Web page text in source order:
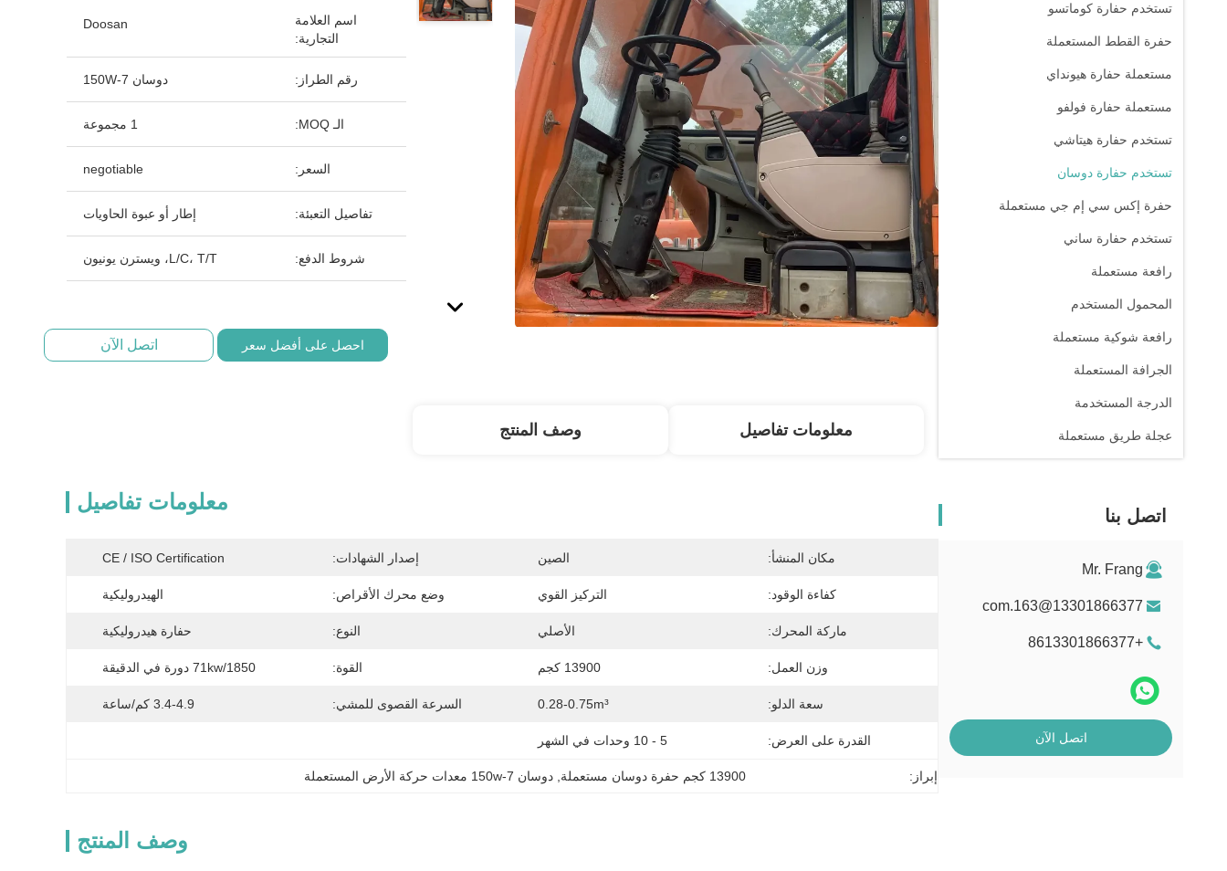
تستخدم حفارة كوماتسو
حفرة القطط المستعملة
مستعملة حفارة هيونداي
مستعملة حفارة فولفو
تستخدم حفارة هيتاشي
تستخدم حفارة دوسان
حفرة إكس سي إم جي مستعملة
تستخدم حفارة ساني
رافعة مستعملة
المحمول المستخدم
رافعة شوكية مستعملة
الجرافة المستعملة
الدرجة المستخدمة
عجلة طريق مستعملة
اتصل بنا
Mr. Frang
13301866377@163.com
+8613301866377
اتصل الآن
اسم العلامة
التجارية:
Doosan
رقم الطراز: دوسان 150W-7
الـ MOQ: 1 مجموعة
السعر: negotiable
تفاصيل التعبئة: إطار أو عبوة الحاويات
شروط الدفع: L/C، T/T، ويسترن يونيون
احصل على أفضل سعر اتصل الآن
معلومات تفاصيل وصف المنتج
معلومات تفاصيل
مكان المنشأ: الصين إصدار الشهادات: CE / ISO Certification
كفاءة الوقود: التركيز القوي وضع محرك الأقراص: الهيدروليكية
ماركة المحرك: الأصلي النوع: حفارة هيدروليكية
وزن العمل: 13900 كجم القوة: 71kw/1850 دورة في الدقيقة
سعة الدلو: 0.28-0.75m³ السرعة القصوى للمشي: 3.4-4.9 كم/ساعة
القدرة على العرض: 5 - 10 وحدات في الشهر
إبراز: 13900 كجم حفرة دوسان مستعملة , دوسان 150w-7 معدات حركة الأرض المستعملة
وصف المنتج